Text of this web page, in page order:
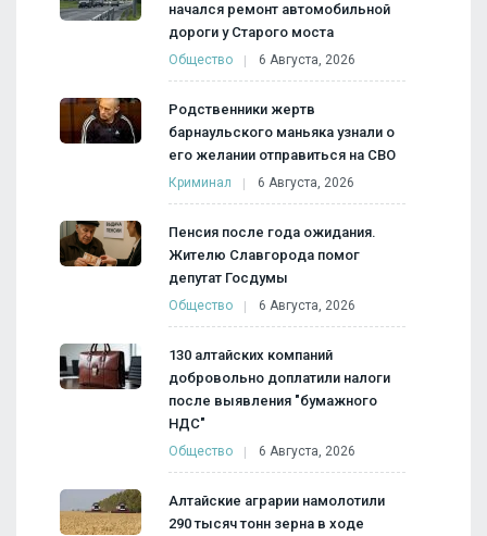
начался ремонт автомобильной
дороги у Старого моста
Общество 6 Августа, 2026
Родственники жертв
барнаульского маньяка узнали о
его желании отправиться на СВО
Криминал 6 Августа, 2026
Пенсия после года ожидания.
Жителю Славгорода помог
депутат Госдумы
Общество 6 Августа, 2026
130 алтайских компаний
добровольно доплатили налоги
после выявления "бумажного
НДС"
Общество 6 Августа, 2026
Алтайские аграрии намолотили
290 тысяч тонн зерна в ходе